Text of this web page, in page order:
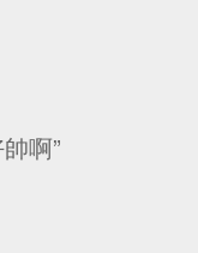
啊”